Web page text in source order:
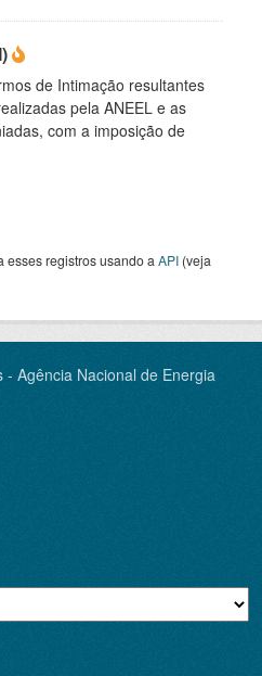
de Intimação resultantes
pela ANEEL e as
com a imposição de
esses registros usando a API (veja
Agência Nacional de Energia